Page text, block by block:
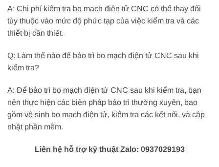
A: Chi phí kiểm tra bo mạch điện tử CNC có thể thay đổi
tùy thuộc vào mức độ phức tạp của việc kiểm tra và các
thiết bị cần thiết.
Q: Làm thế nào để bảo trì bo mạch điện tử CNC sau khi
kiểm tra?
A: Để bảo trì bo mạch điện tử CNC sau khi kiểm tra, bạn
nên thực hiện các biện pháp bảo trì thường xuyên, bao
gồm vệ sinh bo mạch điện tử, kiểm tra các kết nối, và cập
nhật phần mềm.
Liên hệ hỗ trợ kỹ thuật Zalo: 0937029193